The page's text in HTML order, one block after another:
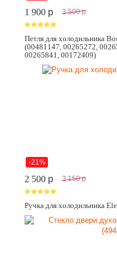
1 900 p 3 500 p
Петля для холодильника
(00481147, 00265272,
00265841, 00172409)
-21%
2 500 p 3 150 p
Ручка для холодильника